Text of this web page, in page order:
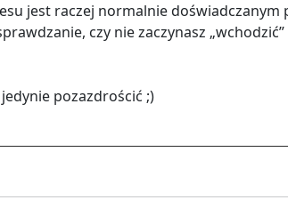
jest ra­czej nor­mal­nie do­świad­cza­nym
czy nie za­czy­nasz
po­zaz­dro­ścić ;)